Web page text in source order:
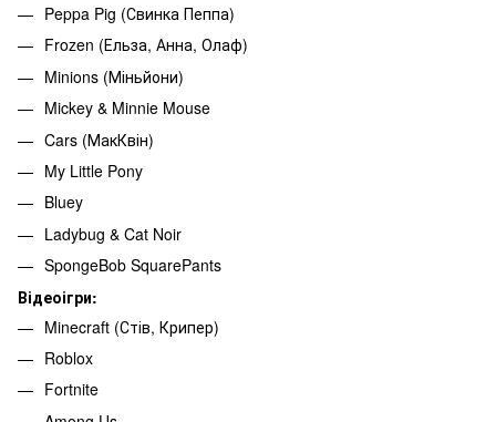
Peppa Pig (Свинка Пеппа)
Frozen (Ельза, Анна, Олаф)
Minions (Міньйони)
Mickey & Minnie Mouse
Cars (МакКвін)
My Little Pony
Bluey
Ladybug & Cat Noir
SpongeBob SquarePants
Відеоігри:
Minecraft (Стів, Крипер)
Roblox
Fortnite